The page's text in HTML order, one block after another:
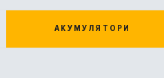
АКУМУЛЯТОРИ